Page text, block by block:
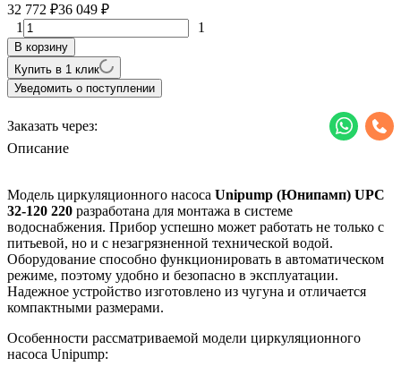
32 772 ₽36 049 ₽
1 1
В корзину
Купить в 1 клик
Уведомить о поступлении
Заказать через:
Описание
Модель циркуляционного насоса Unipump (Юнипамп) UPC
32-120 220 разработана для монтажа в системе
водоснабжения. Прибор успешно может работать не только с
питьевой, но и с незагрязненной технической водой.
Оборудование способно функционировать в автоматическом
режиме, поэтому удобно и безопасно в эксплуатации.
Надежное устройство изготовлено из чугуна и отличается
компактными размерами.
Особенности рассматриваемой модели циркуляционного
насоса Unipump: